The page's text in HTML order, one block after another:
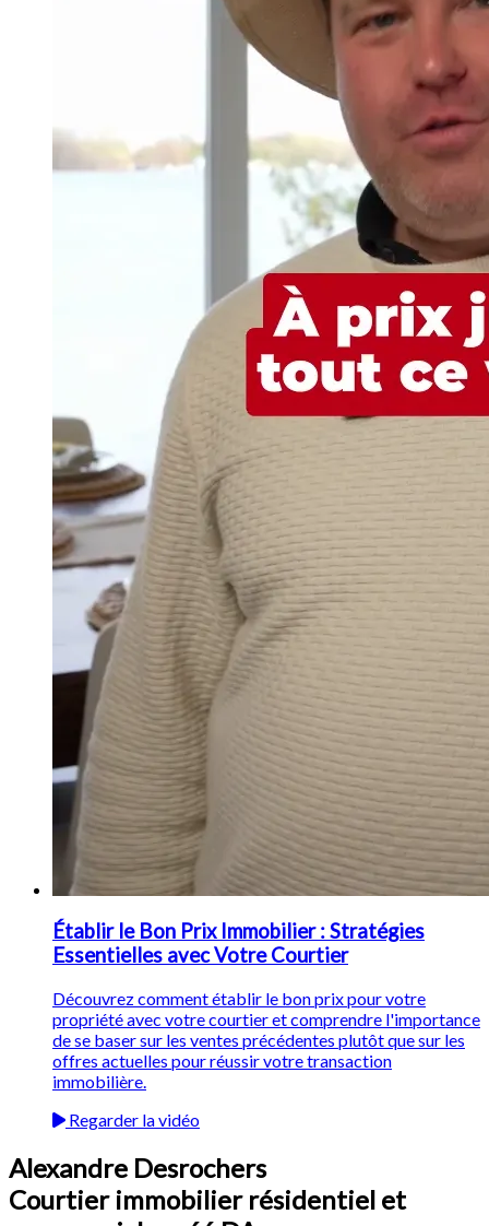
Établir le Bon Prix Immobilier : Stratégies
Essentielles avec Votre Courtier
Découvrez comment établir le bon prix pour votre
propriété avec votre courtier et comprendre l'importance
de se baser sur les ventes précédentes plutôt que sur les
offres actuelles pour réussir votre transaction
immobilière.
Regarder la vidéo
Alexandre Desrochers
Courtier immobilier résidentiel et